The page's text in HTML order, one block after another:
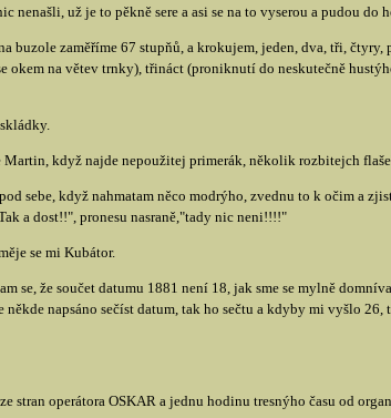
už je to pěkně sere a asi se na to vyserou a pudou do
buzole zaměříme 67 stupňů, a krokujem, jeden, dva, tři, čtyry,
okem na větev trnky), třináct (proniknutí do neskutečně
Martin, když najde nepoužitej primerák, několik rozbitejch
sebe, když nahmatam něco modrýho, zvednu to k očim a
a dost!!", pronesu nasraně,"tady nic neni!!!!"
se mi Kubátor.
se, že součet datumu 1881 není 18, jak sme se mylně
napsáno sečíst datum, tak ho sečtu a kdyby mi vyšlo 26,
stran operátora OSKAR a jednu hodinu tresnýho času od